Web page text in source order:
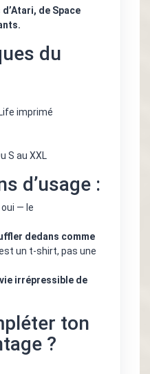
de Space
du
imprimé
S au XXL
d’usage :
oui — le
dedans comme
un t-shirt, pas une
irrépressible de
ton
?